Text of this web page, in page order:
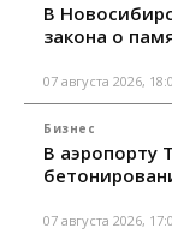
В
закона о
07 августа 2026,
Бизнес
В аэропорту
07 августа 2026,